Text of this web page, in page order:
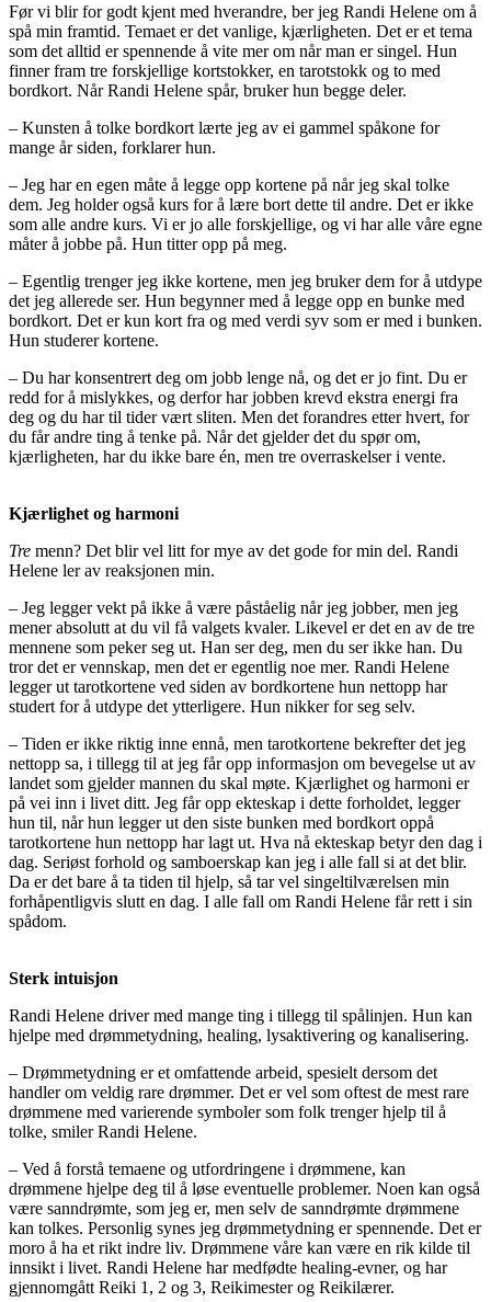
Før vi blir for godt kjent med hverandre, ber jeg Randi Helene om å
spå min framtid. Temaet er det vanlige, kjærligheten. Det er et tema
som det alltid er spennende å vite mer om når man er singel. Hun
finner fram tre forskjellige kortstokker, en tarotstokk og to med
bordkort. Når Randi Helene spår, bruker hun begge deler.
– Kunsten å tolke bordkort lærte jeg av ei gammel spåkone for
mange år siden, forklarer hun.
– Jeg har en egen måte å legge opp kortene på når jeg skal tolke
dem. Jeg holder også kurs for å lære bort dette til andre. Det er ikke
som alle andre kurs. Vi er jo alle forskjellige, og vi har alle våre egne
måter å jobbe på. Hun titter opp på meg.
– Egentlig trenger jeg ikke kortene, men jeg bruker dem for å utdype
det jeg allerede ser. Hun begynner med å legge opp en bunke med
bordkort. Det er kun kort fra og med verdi syv som er med i bunken.
Hun studerer kortene.
– Du har konsentrert deg om jobb lenge nå, og det er jo fint. Du er
redd for å mislykkes, og derfor har jobben krevd ekstra energi fra
deg og du har til tider vært sliten. Men det forandres etter hvert, for
du får andre ting å tenke på. Når det gjelder det du spør om,
kjærligheten, har du ikke bare én, men tre overraskelser i vente.
Kjærlighet og harmoni
Tre menn? Det blir vel litt for mye av det gode for min del. Randi
Helene ler av reaksjonen min.
– Jeg legger vekt på ikke å være påståelig når jeg jobber, men jeg
mener absolutt at du vil få valgets kvaler. Likevel er det en av de tre
mennene som peker seg ut. Han ser deg, men du ser ikke han. Du
tror det er vennskap, men det er egentlig noe mer. Randi Helene
legger ut tarotkortene ved siden av bordkortene hun nettopp har
studert for å utdype det ytterligere. Hun nikker for seg selv.
– Tiden er ikke riktig inne ennå, men tarotkortene bekrefter det jeg
nettopp sa, i tillegg til at jeg får opp informasjon om bevegelse ut av
landet som gjelder mannen du skal møte. Kjærlighet og harmoni er
på vei inn i livet ditt. Jeg får opp ekteskap i dette forholdet, legger
hun til, når hun legger ut den siste bunken med bordkort oppå
tarotkortene hun nettopp har lagt ut. Hva nå ekteskap betyr den dag i
dag. Seriøst forhold og samboerskap kan jeg i alle fall si at det blir.
Da er det bare å ta tiden til hjelp, så tar vel singeltilværelsen min
forhåpentligvis slutt en dag. I alle fall om Randi Helene får rett i sin
spådom.
Sterk intuisjon
Randi Helene driver med mange ting i tillegg til spålinjen. Hun kan
hjelpe med drømmetydning, healing, lysaktivering og kanalisering.
– Drømmetydning er et omfattende arbeid, spesielt dersom det
handler om veldig rare drømmer. Det er vel som oftest de mest rare
drømmene med varierende symboler som folk trenger hjelp til å
tolke, smiler Randi Helene.
– Ved å forstå temaene og utfordringene i drømmene, kan
drømmene hjelpe deg til å løse eventuelle problemer. Noen kan også
være sanndrømte, som jeg er, men selv de sanndrømte drømmene
kan tolkes. Personlig synes jeg drømmetydning er spennende. Det er
moro å ha et rikt indre liv. Drømmene våre kan være en rik kilde til
innsikt i livet. Randi Helene har medfødte healing-evner, og har
gjennomgått Reiki 1, 2 og 3, Reikimester og Reikilærer.